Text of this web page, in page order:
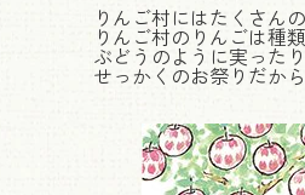
りんご村にはたくさん
りんご村のりんごは種
ぶどうのように実った
せっかくのお祭りだか